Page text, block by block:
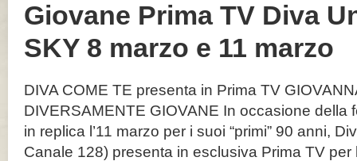
Giovane Prima TV Diva
SKY 8 marzo e 11 marzo
DIVA COME TE presenta in Prima TV
DIVERSAMENTE GIOVANE In occasione della
in replica l’11 marzo per i suoi “primi” 90 anni,
Canale 128) presenta in esclusiva Prima TV per